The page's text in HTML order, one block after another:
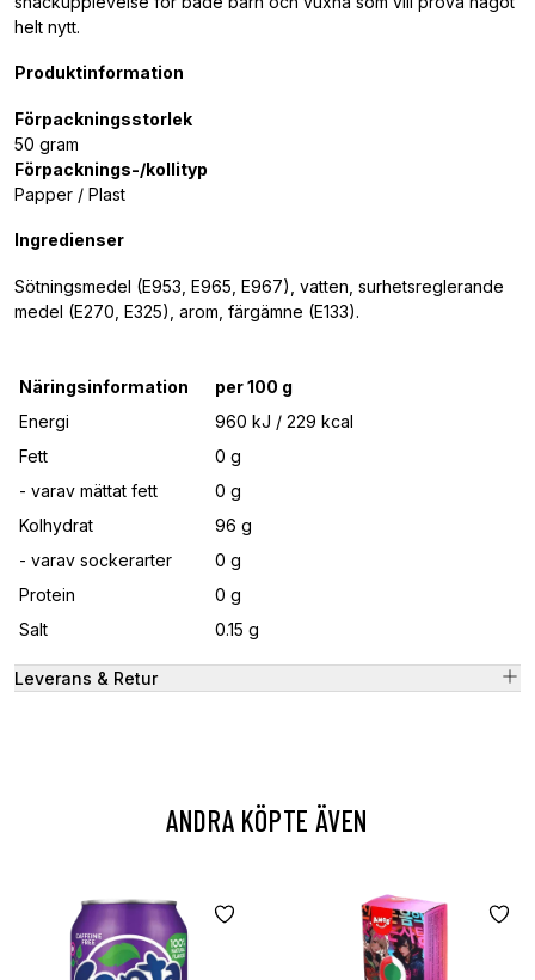
helt nytt.
Produktinformation
Förpackningsstorlek
50 gram
Förpacknings-/kollityp
Papper / Plast
Ingredienser
Sötningsmedel (E953, E965, E967), vatten, surhetsreglerande
medel (E270, E325), arom, färgämne (E133).
Näringsinformation
per 100 g
Energi
960 kJ / 229 kcal
Fett
0 g
- varav mättat fett
0 g
Kolhydrat
96 g
- varav sockerarter
0 g
Protein
0 g
Salt
0.15 g
Leverans & Retur
ANDRA KÖPTE ÄVEN